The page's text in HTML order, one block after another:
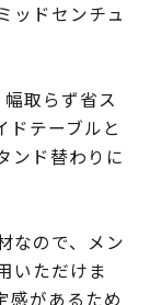
ッドセンチュ
取らず省ス
ドテーブルと
ンド替わりに
なので、メン
いただけま
感があるため